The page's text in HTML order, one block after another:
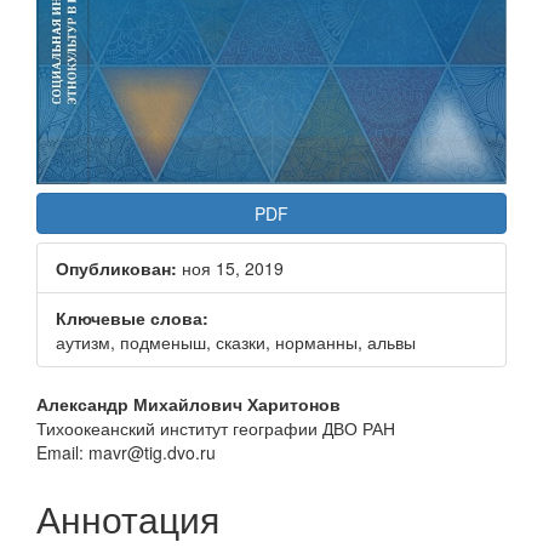
PDF
Опубликован: ноя 15, 2019
Ключевые слова:
аутизм, подменыш, сказки, норманны, альвы
Основное
содержание
Александр Михайлович Харитонов
Тихоокеанский институт географии ДВО РАН
Email: mavr@tig.dvo.ru
Аннотация